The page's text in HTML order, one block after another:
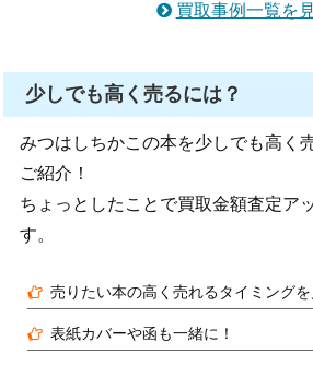
買取事例一覧を
少しでも高く売るには？
みつはしちかこの本を少しでも高く
ご紹介！
ちょっとしたことで買取金額査定ア
す。
売りたい本の高く売れるタイミングを
表紙カバーや函も一緒に！